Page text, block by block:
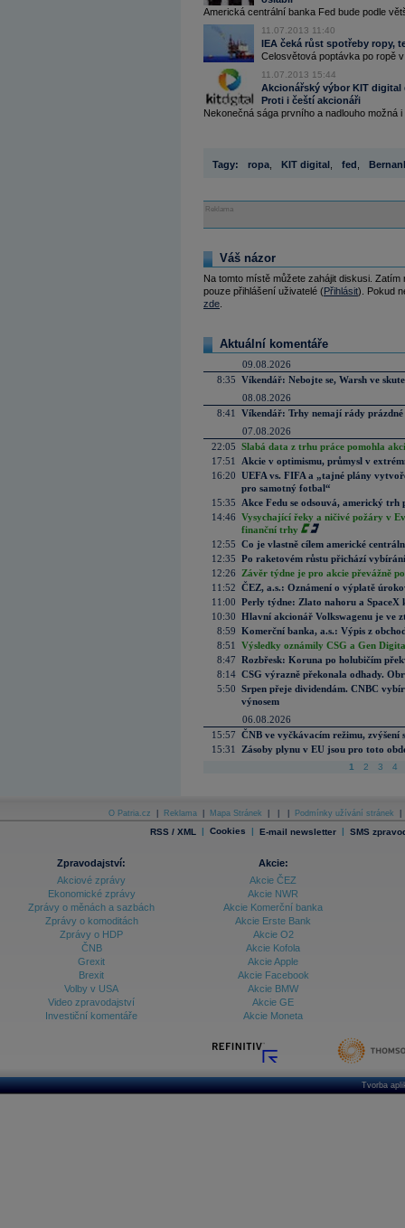
Americká centrální banka Fed bude podle
11.07.2013 11:40
IEA čeká růst spotřeby ropy,
Celosvětová poptávka po ropě
11.07.2013 15:44
Akcionářský výbor KIT
Proti i čeští akcionáři
Nekonečná sága prvního a nadlouho možná
Tagy: ropa KIT digital fed
Reklama
Váš názor
Na tomto místě můžete zahájit diskusi.
pouze přihlášení uživatelé (Přihlásit). Pokud
zde
Aktuální komentáře
09.08.2026
8:35 Víkendář: Nebojte se, Warsh ve
08.08.2026
8:41
Víkendář: Trhy nemají rády prázdné
07.08.2026
22:05 Slabá data z trhu práce pomohla
17:51
Akcie v optimismu, průmysl v
16:20 UEFA vs. FIFA a „tajné plány
pro samotný fotbal“
15:35
Akce Fedu se odsouvá, americký
14:46 Vysychající řeky a ničivé požáry v
finanční trhy
12:55 Co je vlastně cílem americké
12:35 Po raketovém růstu přichází
12:26
Závěr týdne je pro akcie převážně
11:52 ČEZ, a.s.: Oznámení o výplatě
11:00 Perly týdne: Zlato nahoru a SpaceX
10:30 Hlavní akcionář Volkswagenu je ve
8:59 Komerční banka, a.s.: Výpis z
8:51
Výsledky oznámily CSG a Gen
8:47 Rozbřesk: Koruna po holubičím
8:14 CSG výrazně překonala odhady.
5:50 Srpen přeje dividendám. CNBC
výnosem
06.08.2026
15:57 ČNB ve vyčkávacím režimu, zvýšení
15:31
Zásoby plynu v EU jsou pro toto
1 2 3 4
O Patria.cz Reklama Mapa Stránek Podmínky užívání stránek
RSS / XML | Cookies | E-mail newsletter | SMS
Zpravodajství:
Akciové zprávy
Ekonomické zprávy
Zprávy o měnách a sazbách
Zprávy o komoditách
Zprávy o HDP
ČNB
Grexit
Brexit
Volby v USA
Video zpravodajství
Investiční komentáře
Akcie:
Akcie ČEZ
Akcie NWR
Akcie Komerční banka
Akcie Erste Bank
Akcie O2
Akcie Kofola
Akcie Apple
Akcie Facebook
Akcie BMW
Akcie GE
Akcie Moneta
Tvorba